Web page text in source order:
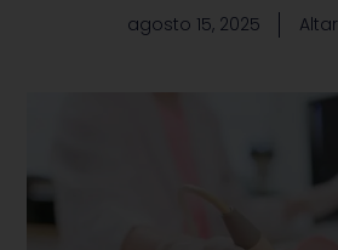
agosto 15, 2025